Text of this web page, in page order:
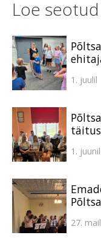
Loe
1. juulil
1. juunil
27. mail